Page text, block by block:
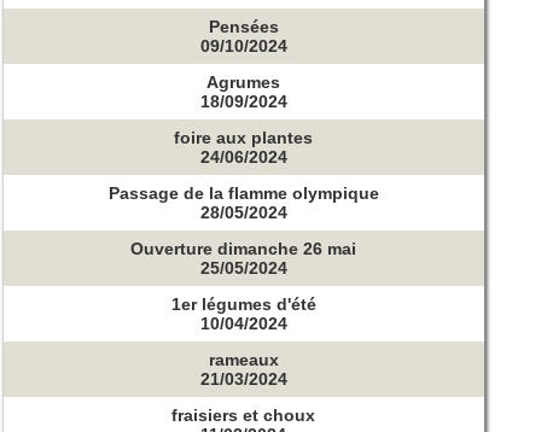
Pensées
09/10/2024
Agrumes
18/09/2024
foire aux plantes
24/06/2024
Passage de la flamme olympique
28/05/2024
Ouverture dimanche 26 mai
25/05/2024
1er légumes d'été
10/04/2024
rameaux
21/03/2024
fraisiers et choux